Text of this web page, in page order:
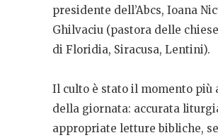
presidente dell’Abcs, Ioana
Ghilvaciu (pastora delle
di Floridia, Siracusa, Lentini).
Il culto è stato il momento più
della giornata: accurata
appropriate letture bibliche,